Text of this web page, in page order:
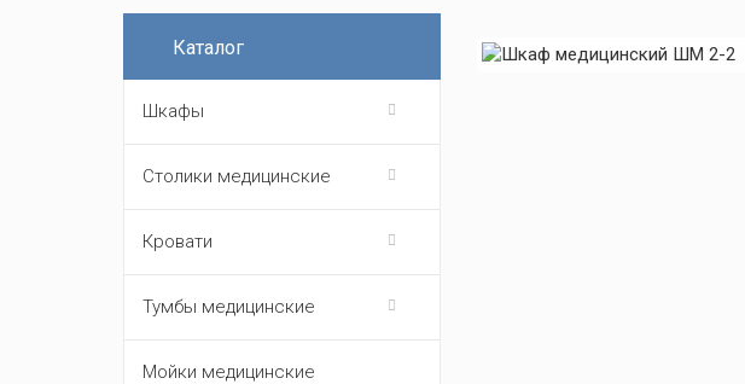
Каталог
Шкафы
Столики медицинские
Кровати
Тумбы медицинские
Мойки медицинские